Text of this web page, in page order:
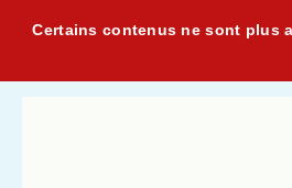
Certains contenus ne sont plus